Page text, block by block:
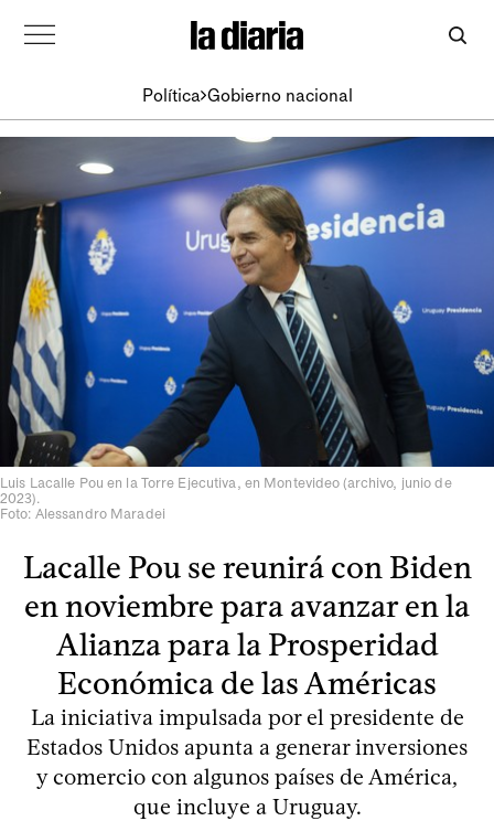
Política Gobierno nacional
Luis Lacalle Pou en la Torre Ejecutiva, en Montevideo (archivo, junio de
2023).
Foto: Alessandro Maradei
Lacalle Pou se reunirá con Biden
en noviembre para avanzar en la
Alianza para la Prosperidad
Económica de las Américas
La iniciativa impulsada por el presidente de
Estados Unidos apunta a generar inversiones
y comercio con algunos países de América,
que incluye a Uruguay.